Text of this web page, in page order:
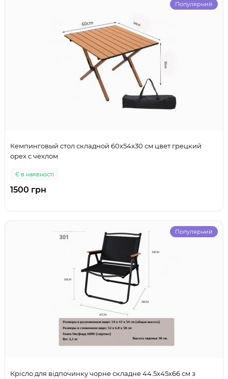
Популярний
Кемпинговый стол складной 60x54x30 см цвет грецкий
орех с чехлом
Є в наявності
1500 грн
Популярний
Крісло для відпочинку чорне складне 44.5х45х66 см з